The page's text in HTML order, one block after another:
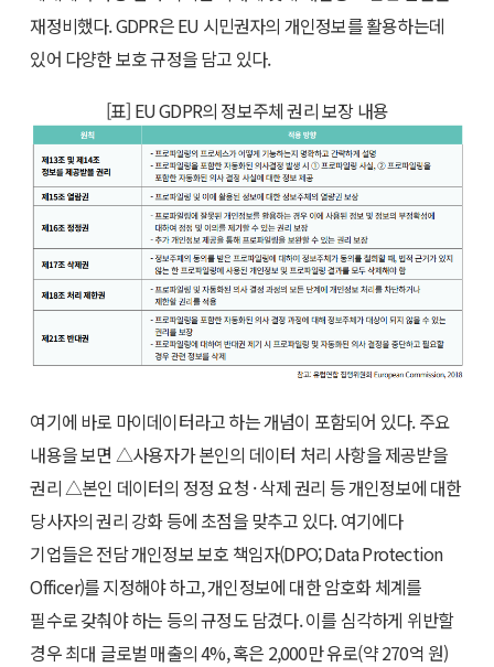
재정비했다. GDPR은 EU 시민권자의 개인정보를 활용하는데
있어 다양한 보호 규정을 담고 있다.
[표] EU GDPR의 정보주체 권리 보장 내용
여기에 바로 마이데이터라고 하는 개념이 포함되어 있다. 주요
내용을 보면 △사용자가 본인의 데이터 처리 사항을 제공받을
권리 △본인 데이터의 정정 요청 · 삭제 권리 등 개인정보에 대한
당사자의 권리 강화 등에 초점을 맞추고 있다. 여기에다
기업들은 전담 개인정보 보호 책임자(DPO; Data Protection
Officer)를 지정해야 하고, 개인정보에 대한 암호화 체계를
필수로 갖춰야 하는 등의 규정도 담겼다. 이를 심각하게 위반할
경우 최대 글로벌 매출의 4%, 혹은 2,000만 유로(약 270억 원)